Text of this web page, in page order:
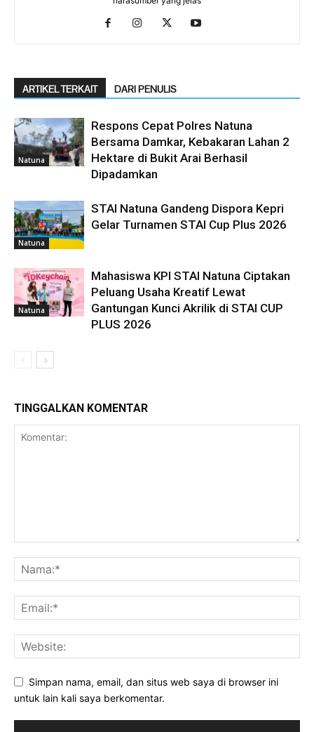
ARTIKEL TERKAIT DARI PENULIS
Natuna
Respons Cepat Polres Natuna
Bersama Damkar, Kebakaran Lahan 2
Hektare di Bukit Arai Berhasil
Dipadamkan
Natuna
STAI Natuna Gandeng Dispora Kepri
Gelar Turnamen STAI Cup Plus 2026
Natuna
Mahasiswa KPI STAI Natuna Ciptakan
Peluang Usaha Kreatif Lewat
Gantungan Kunci Akrilik di STAI CUP
PLUS 2026
TINGGALKAN KOMENTAR
Simpan nama, email, dan situs web saya di browser ini
untuk lain kali saya berkomentar.